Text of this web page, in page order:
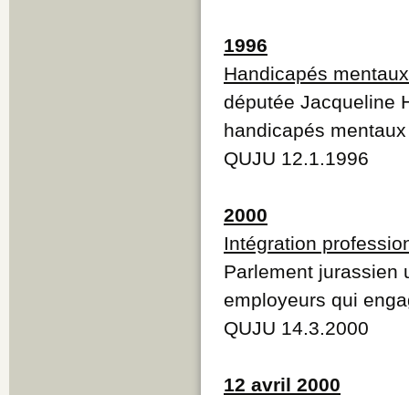
1996
Handicapés mentaux
députée Jacqueline
handicapés
QUJU 12.1.1996
2000
Intégration
Parlement jurassien
employeurs qui
QUJU 14.3.2000
12 avril 2000